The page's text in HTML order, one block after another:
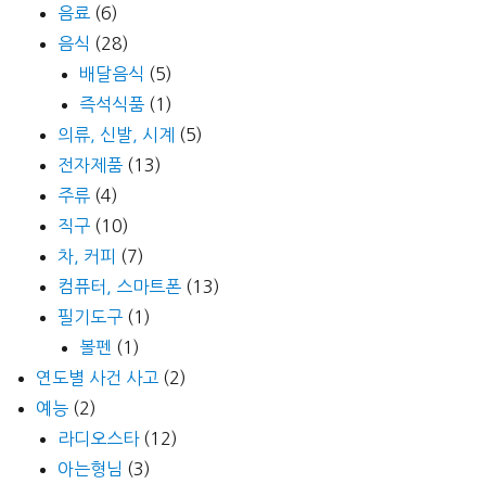
음료 (6)
음식 (28)
배달음식 (5)
즉석식품 (1)
의류, 신발, 시계
(5)
전자제품 (13)
주류 (4)
직구 (10)
차, 커피 (7)
컴퓨터, 스마트폰 (13)
필기도구 (1)
볼펜 (1)
연도별 사건 사고 (2)
예능 (2)
라디오스타(12)
아는형님 (3)